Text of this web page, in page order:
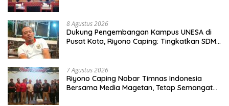
8 Agustus 2026
Dukung Pengembangan Kampus UNESA di
Pusat Kota, Riyono Caping: Tingkatkan SDM
7 Agustus 2026
Riyono Caping Nobar Timnas Indonesia
Bersama Media Magetan, Tetap Semangat